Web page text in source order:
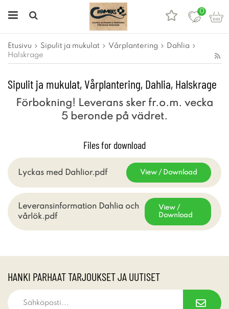
0
Etusivu Sipulit ja mukulat Vårplantering
Dahlia
Halskrage
Sipulit ja mukulat, Vårplantering, Dahlia, Halskrage
Förbokning! Leverans sker fr.o.m. vecka
5 beronde på vädret.
Files for download
Lyckas med Dahlior.pdf View / Download
Leveransinformation Dahlia och
vårlök.pdf
View /
Download
HANKI PARHAAT TARJOUKSET JA UUTISET